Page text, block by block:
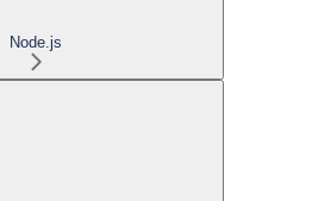
Node.js